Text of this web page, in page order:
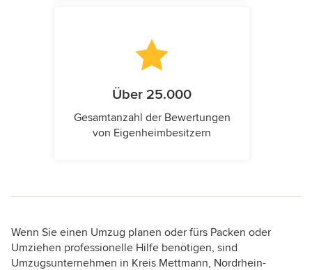
Über 25.000
Gesamtanzahl der Bewertungen
von Eigenheimbesitzern
Wenn Sie einen Umzug planen oder fürs Packen oder
Umziehen professionelle Hilfe benötigen, sind
Umzugsunternehmen in Kreis Mettmann, Nordrhein-